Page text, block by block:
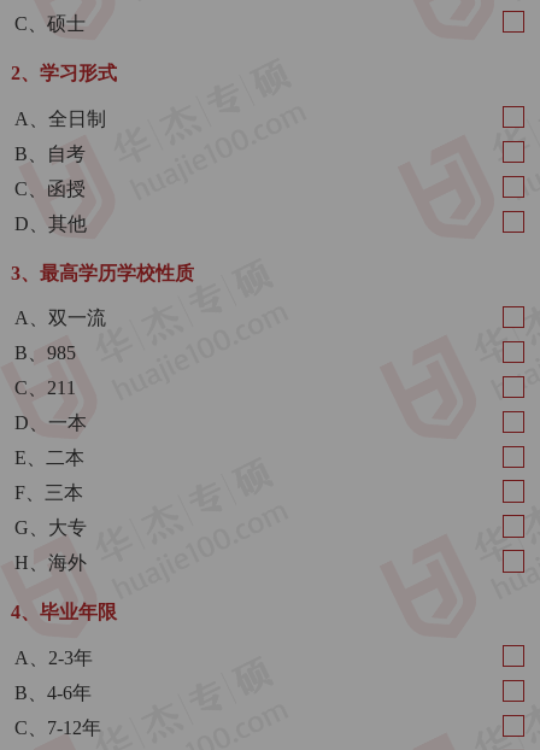
C、硕士
2、学习形式
A、全日制
B、自考
C、函授
D、其他
3、最高学历学校性质
A、双一流
B、985
C、211
D、一本
E、二本
F、三本
G、大专
H、海外
4、毕业年限
A、2-3年
B、4-6年
C、7-12年